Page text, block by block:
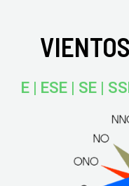
E | ESE | SE |